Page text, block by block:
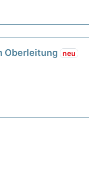
Oberleitung neu